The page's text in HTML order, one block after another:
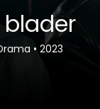
• 2023